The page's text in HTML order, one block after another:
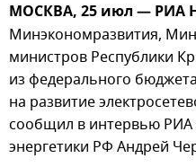
МОСКВА, 25 июл — РИА
Минэкономразвития,
министров Республики
из федерального
на развитие
сообщил в интервью
энергетики РФ Андрей